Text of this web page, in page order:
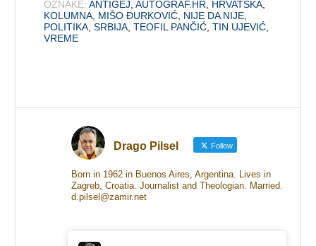
OZNAKE: ANTIGEJ,AUTOGRAF.HR, HRVATSKA,
KOLUMNA, MIŠO ĐURKOVIĆ, NIJE DA NIJE,
POLITIKA,SRBIJA,TEOFIL PANČIĆ,TIN UJEVIĆ,
VREME
Drago Pilsel Follow
Born in 1962 in Buenos Aires, Argentina. Lives in
Zagreb, Croatia. Journalist and Theologian. Married.
d.pilsel@zamir.net